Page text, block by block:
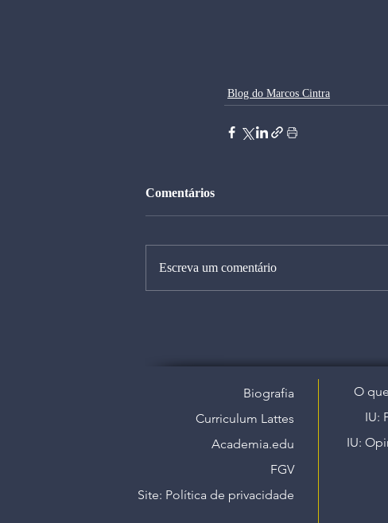
Blog do Marcos Cintra
Comentários
Escreva um comentário
Biografia
Curriculum Lattes
Academia.edu
FGV
Site: Política de privacidade​
O
IU:
IU: